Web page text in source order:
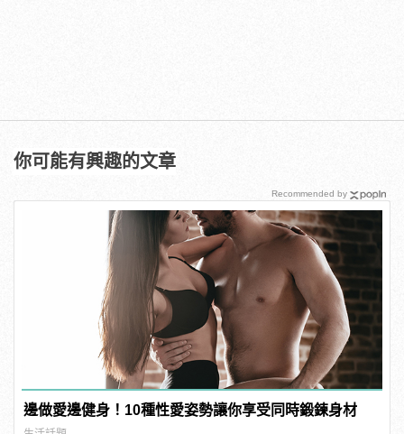
你可能有興趣的文章
邊做愛邊健身！10種性愛姿勢讓你享受同時鍛鍊身材
Recommended by